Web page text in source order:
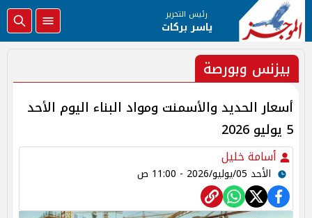
رئيس التحرير
ياسر بركات
بيزنس وبورصة
أسعار الحديد والأسمنت ومواد البناء اليوم الأحد
5 يوليو 2026
أسامة خليل
الأحد 05/يوليو/2026 - 11:00 ص